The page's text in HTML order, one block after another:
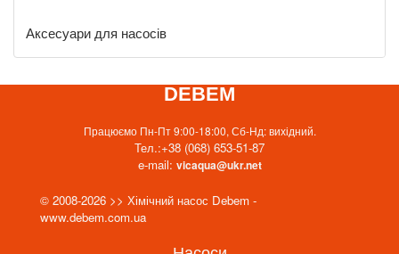
Аксесуари для насосів
DEBEM
Працюємо Пн-Пт 9:00-18:00, Сб-Нд: вихідний.
Тел.:+38 (068) 653-51-87
e-mail: vicaqua@ukr.net
© 2008-2026 >> Хімічний насос Debem -
www.debem.com.ua